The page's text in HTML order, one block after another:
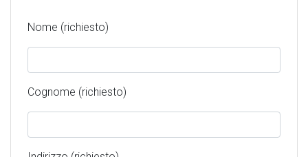
Nome (richiesto)
Cognome (richiesto)